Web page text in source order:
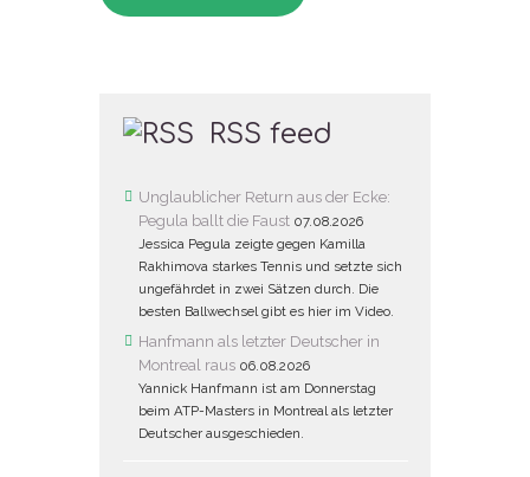
RSS feed
Unglaublicher Return aus der Ecke:
Pegula ballt die Faust 07.08.2026
Jessica Pegula zeigte gegen Kamilla
Rakhimova starkes Tennis und setzte sich
ungefährdet in zwei Sätzen durch. Die
besten Ballwechsel gibt es hier im Video.
Hanfmann als letzter Deutscher in
Montreal raus 06.08.2026
Yannick Hanfmann ist am Donnerstag
beim ATP-Masters in Montreal als letzter
Deutscher ausgeschieden.